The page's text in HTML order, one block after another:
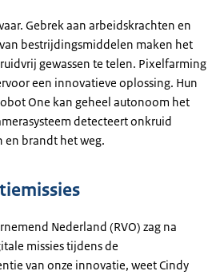
Gebrek aan arbeidskrachten en
bestrijdingsmiddelen maken het
gewassen te telen. Pixelfarming
een innovatieve oplossing. Hun
One kan geheel autonoom het
detecteert onkruid
en brandt het weg.
Nederland (RVO) zag na
missies tijdens de
van onze innovatie, weet Cindy